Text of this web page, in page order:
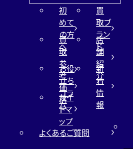
初
めて
の方
へ
買
取ブ
ラン
ド
買
取
参
考
価
格
店
舗
紹
介
お役
立ち
コラ
ム
新
着
情
報
サイ
トマ
ップ
よくあるご質問